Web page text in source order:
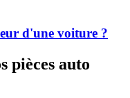
d'une voiture ?
pièces auto